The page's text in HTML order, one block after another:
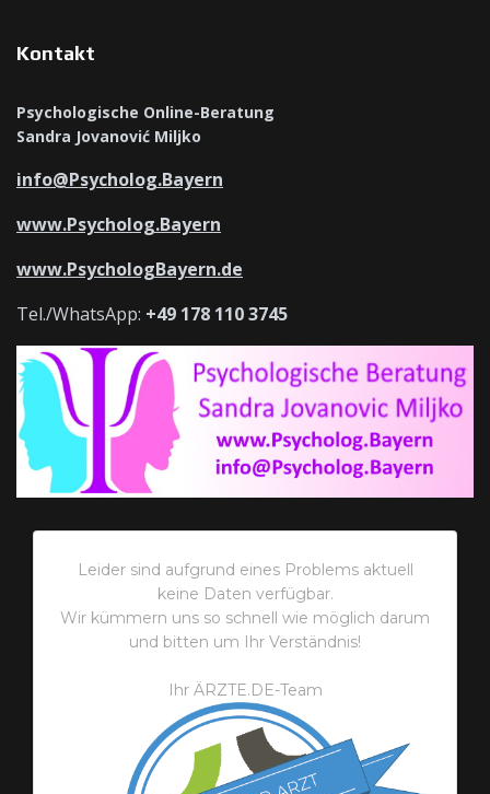
Kontakt
Psychologische Online-Beratung
Sandra Jovanović Miljko
info@Psycholog.Bayern
www.Psycholog.Bayern
www.PsychologBayern.de
Tel./WhatsApp: +49 178 110 3745
Leider sind aufgrund eines Problems aktuell
keine Daten verfügbar.
Wir kümmern uns so schnell wie möglich darum
und bitten um Ihr Verständnis!
Ihr ÄRZTE.DE-Team